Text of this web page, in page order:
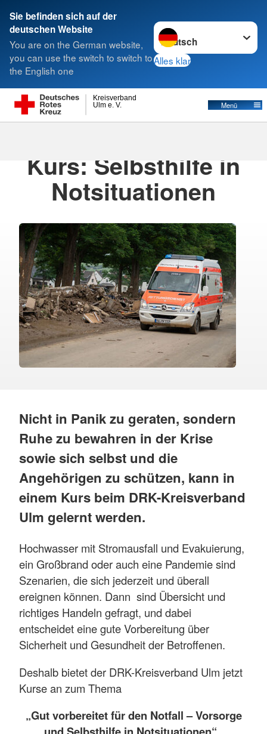
Sie befinden sich auf der
deutschen Website
You are on the German website,
you can use the switch to switch to
the English one
Sprache wechseln zu
Alles klar
Ulm e. V.
Kreisverband
Menü
Suche
Kurs: Selbsthilfe in
Notsituationen
Nicht in Panik zu geraten, sondern
Ruhe zu bewahren in der Krise
sowie sich selbst und die
Angehörigen zu schützen, kann in
einem Kurs beim DRK-Kreisverband
Ulm gelernt werden.
Hochwasser mit Stromausfall und Evakuierung,
ein Großbrand oder auch eine Pandemie sind
Szenarien, die sich jederzeit und überall
ereignen können. Dann sind Übersicht und
richtiges Handeln gefragt, und dabei
entscheidet eine gute Vorbereitung über
Sicherheit und Gesundheit der Betroffenen.
Deshalb bietet der DRK-Kreisverband Ulm jetzt
Kurse an zum Thema
„Gut vorbereitet für den Notfall – Vorsorge